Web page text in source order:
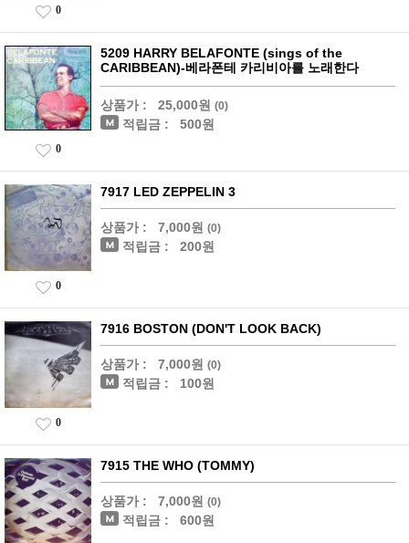
0
5209 HARRY BELAFONTE (sings of the
CARIBBEAN)-베라폰테 카리비아를 노래한다
상품가 : 25,000원 (0)
적립금 : 500원
0
7917 LED ZEPPELIN 3
상품가 : 7,000원 (0)
적립금 : 200원
0
7916 BOSTON (DON'T LOOK BACK)
상품가 : 7,000원 (0)
적립금 : 100원
0
7915 THE WHO (TOMMY)
상품가 : 7,000원 (0)
적립금 : 600원